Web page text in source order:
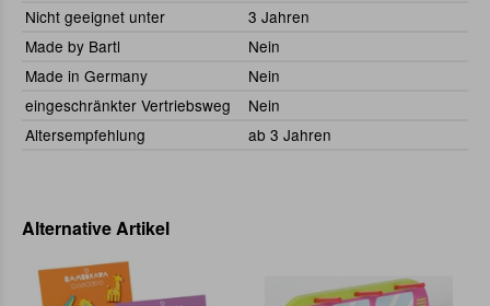
Nicht geeignet unter
3 Jahren
Made by Bartl
Nein
Made in Germany
Nein
eingeschränkter Vertriebsweg
Nein
Altersempfehlung
ab 3 Jahren
Alternative Artikel